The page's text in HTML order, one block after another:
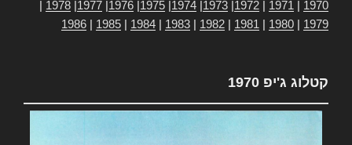
1970
1971
1972
1973
1974
1975
1976
1977
1978
1979
1980
1981
1982
1983
1984
1985
1986
קטלוג ג'יפ 1970